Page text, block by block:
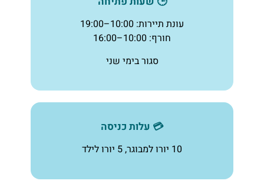
עונת תיירות: 10:00–19:00
חורף: 10:00–16:00
סגור בימי שני
💳 עלות כניסה
10 יורו למבוגר, 5 יורו לילד